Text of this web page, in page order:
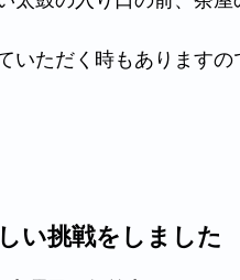
い挑戦をしました